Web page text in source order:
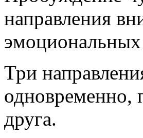
направления
Три
одновременно,
друга.